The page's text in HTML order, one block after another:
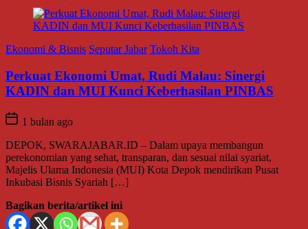
Ekonomi & Bisnis Seputar Jabar Tokoh Kita
Perkuat Ekonomi Umat, Rudi Malau: Sinergi
KADIN dan MUI Kunci Keberhasilan PINBAS
1 bulan ago
DEPOK, SWARAJABAR.ID – Dalam upaya membangun
perekonomian yang sehat, transparan, dan sesuai nilai syariat,
Majelis Ulama Indonesia (MUI) Kota Depok mendirikan Pusat
Inkubasi Bisnis Syariah […]
Bagikan berita/artikel ini